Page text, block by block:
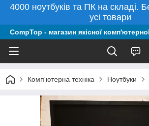
4000 ноутбуків та ПК на складі.
усі товари
CompTop - магазин якісної
Комп'ютерна техніка Ноутбуки